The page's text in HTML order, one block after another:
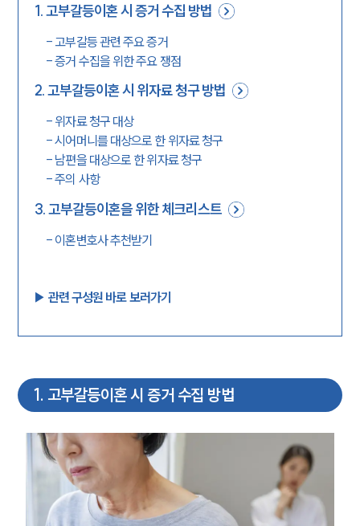
1.고부갈등이혼 시 증거 수집 방법
-고부갈등 관련 주요 증거
-증거 수집을 위한 주요 쟁점
2.고부갈등이혼 시 위자료 청구 방법
- 위자료 청구 대상
-시어머니를 대상으로 한 위자료 청구
- 남편을 대상으로 한 위자료 청구
-주의 사항
3.고부갈등이혼을 위한 체크리스트
- 이혼변호사 추천받기
▶︎ 관련 구성원 바로 보러가기
1. 고부갈등이혼 시 증거 수집 방법